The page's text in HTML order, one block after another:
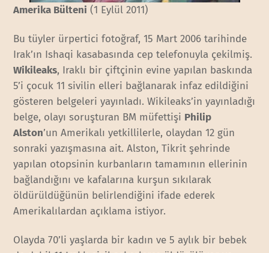
Amerika Bülteni (1 Eylül 2011)
Bu tüyler ürpertici fotoğraf, 15 Mart 2006 tarihinde
Irak’ın Ishaqi kasabasında cep telefonuyla çekilmiş.
Wikileaks, Iraklı bir çiftçinin evine yapılan baskında
5’i çocuk 11 sivilin elleri bağlanarak infaz edildiğini
gösteren belgeleri yayınladı. Wikileaks’in yayınladığı
belge, olayı soruşturan BM müfettişi Philip
Alston’un Amerikalı yetkillilerle, olaydan 12 gün
sonraki yazışmasına ait. Alston, Tikrit şehrinde
yapılan otopsinin kurbanların tamamının ellerinin
bağlandığını ve kafalarına kurşun sıkılarak
öldürüldüğünün belirlendiğini ifade ederek
Amerikalılardan açıklama istiyor.
Olayda 70’li yaşlarda bir kadın ve 5 aylık bir bebek